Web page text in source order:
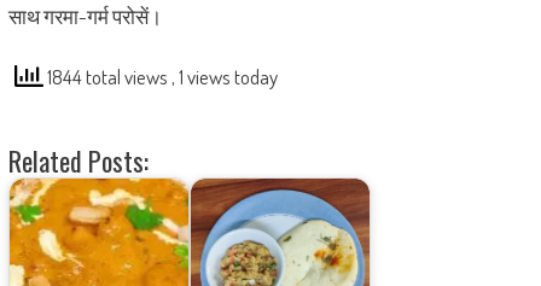
साथ गरमा-गर्मपरोसें।
1844 total views, 1 views today
Related Posts: